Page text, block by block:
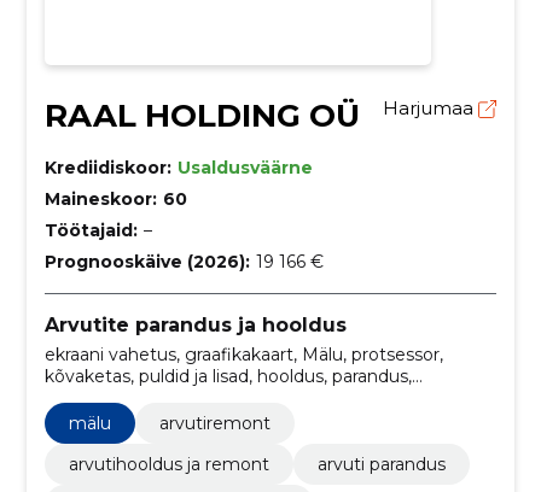
RAAL HOLDING OÜ Harjumaa
Krediidiskoor: Usaldusväärne
Maineskoor: 60
Töötajaid: –
Prognooskäive (2026): 19 166 €
Arvutite parandus ja hooldus
ekraani vahetus, graafikakaart, Mälu, protsessor,
kõvaketas, puldid ja lisad, hooldus, parandus,
mälu
arvutiremont
arvutihooldus ja remont
arvuti parandus